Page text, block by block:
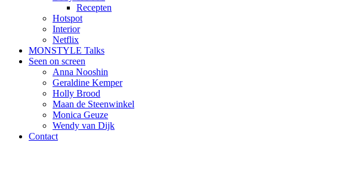
Recepten
Hotspot
Interior
Netflix
MONSTYLE Talks
Seen on screen
Anna Nooshin
Geraldine Kemper
Holly Brood
Maan de Steenwinkel
Monica Geuze
Wendy van Dijk
Contact